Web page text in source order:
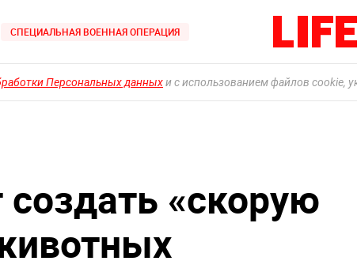
СПЕЦИАЛЬНАЯ ВОЕННАЯ ОПЕРАЦИЯ
Персональных данныхи с использованием файлов cookie,
создать «скорую